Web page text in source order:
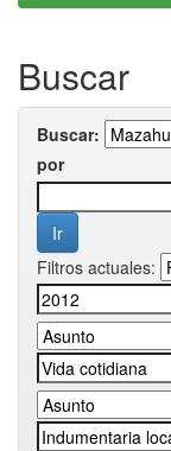
Buscar
Buscar:
por
Filtros actuales: